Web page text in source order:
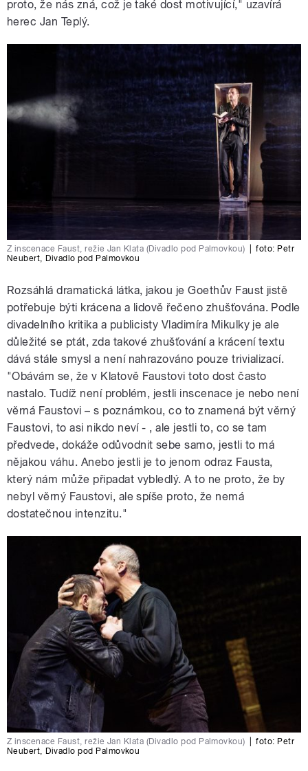
proto, že nás zná, což je také dost motivující," uzavírá
herec Jan Teplý.
Z inscenace Faust, režie Jan Klata (Divadlo pod Palmovkou) foto: Petr
Neubert, Divadlo pod Palmovkou
Rozsáhlá dramatická látka, jakou je Goethův Faust jistě
potřebuje býti krácena a lidově řečeno zhušťována. Podle
divadelního kritika a publicisty Vladimíra Mikulky je ale
důležité se ptát, zda takové zhušťování a krácení textu
dává stále smysl a není nahrazováno pouze trivializací.
"Obávám se, že v Klatově Faustovi toto dost často
nastalo. Tudíž není problém, jestli inscenace je nebo není
věrná Faustovi – s poznámkou, co to znamená být věrný
Faustovi, to asi nikdo neví - , ale jestli to, co se tam
předvede, dokáže odůvodnit sebe samo, jestli to má
nějakou váhu. Anebo jestli je to jenom odraz Fausta,
který nám může připadat vybledlý. A to ne proto, že by
nebyl věrný Faustovi, ale spíše proto, že nemá
dostatečnou intenzitu."
Z inscenace Faust, režie Jan Klata (Divadlo pod Palmovkou) foto: Petr
Neubert, Divadlo pod Palmovkou